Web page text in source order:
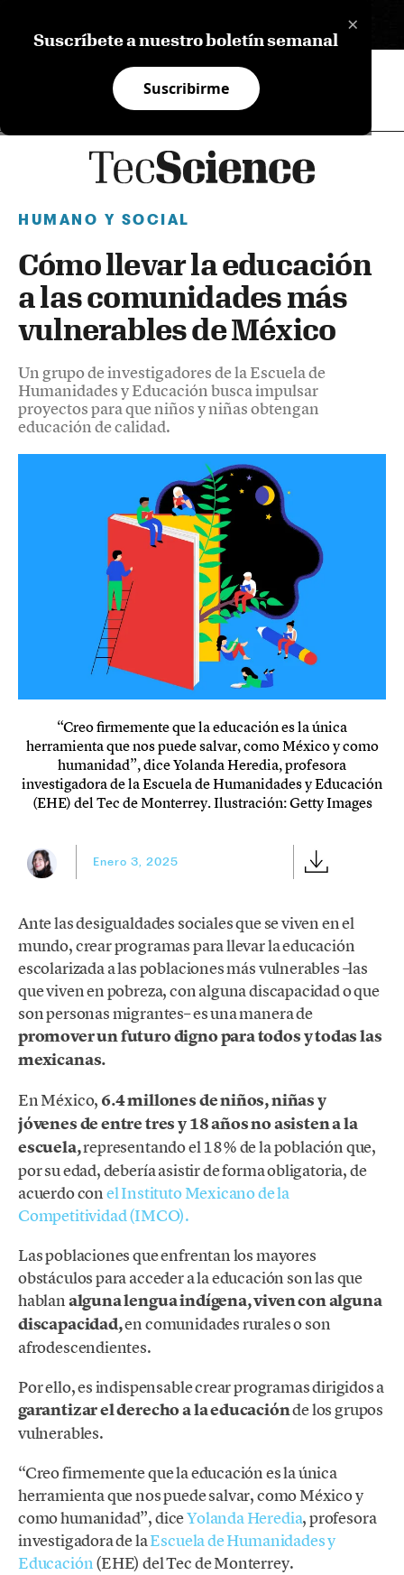
×
Suscríbete a nuestro boletín semanal
Suscribirme
HUMANO Y SOCIAL
Cómo llevar la educación
a las comunidades más
vulnerables de México
Un grupo de investigadores de la Escuela de
Humanidades y Educación busca impulsar
proyectos para que niños y niñas obtengan
educación de calidad.
“Creo firmemente que la educación es la única
herramienta que nos puede salvar, como México y como
humanidad”, dice Yolanda Heredia, profesora
investigadora de la Escuela de Humanidades y Educación
(EHE) del Tec de Monterrey. Ilustración: Getty Images
Enero 3, 2025
Ante las desigualdades sociales que se viven en el
mundo, crear programas para llevar la educación
escolarizada a las poblaciones más vulnerables –las
que viven en pobreza, con alguna discapacidad o que
son personas migrantes– es una manera de
promover un futuro digno para todos y todas las
mexicanas.
En México, 6.4 millones de niños, niñas y
jóvenes de entre tres y 18 años no asisten a la
escuela,representando el 18% de la población que,
por su edad, debería asistir de forma obligatoria, de
acuerdo conel Instituto Mexicano de la
Competitividad (IMCO).
Las poblaciones que enfrentan los mayores
obstáculos para acceder a la educación son las que
hablanalguna lengua indígena, viven con alguna
discapacidad,en comunidades rurales o son
afrodescendientes.
Por ello, es indispensable crear programas dirigidos a
garantizar el derecho a la educaciónde los grupos
vulnerables.
“Creo firmemente que la educación es la única
herramienta que nos puede salvar, como México y
como humanidad”, diceYolanda Heredia, profesora
investigadora de laEscuela de Humanidades y
Educación(EHE) del Tec de Monterrey.